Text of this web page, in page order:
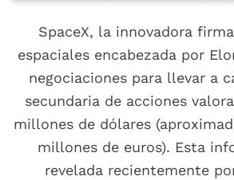
SpaceX, la innovadora
espaciales encabezada por
negociaciones para llevar a
secundaria de acciones
millones de dólares
millones de euros). Esta
revelada recientemente